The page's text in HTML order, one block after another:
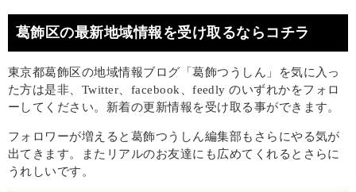
葛飾区の最新地域情報を受け取るならコチラ
東京都葛飾区の地域情報ブログ「葛飾つうしん」を気に入っ
た方は是非、Twitter、facebook、feedly のいずれかをフォロ
ーしてください。新着の更新情報を受け取る事ができます。
フォロワーが増えると葛飾つうしん編集部もさらにやる気が
出てきます。またリアルのお友達にも広めてくれるとさらに
うれしいです。